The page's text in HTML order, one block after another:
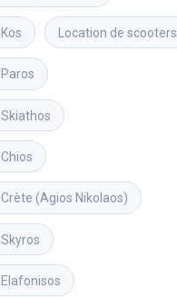
Kos Location de scooters
Paros
Skiathos
Chios
Crète (Agios Nikolaos)
Skyros
Elafonisos